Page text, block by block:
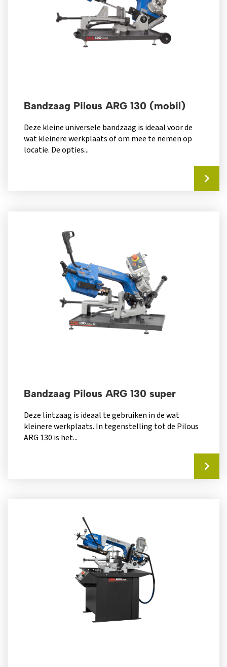
Bandzaag Pilous ARG 130 (mobil)
Deze kleine universele bandzaag is ideaal voor de
wat kleinere werkplaats of om mee te nemen op
locatie. De opties...
Bandzaag Pilous ARG 130 super
Deze lintzaag is ideaal te gebruiken in de wat
kleinere werkplaats. In tegenstelling tot de Pilous
ARG 130 is het...